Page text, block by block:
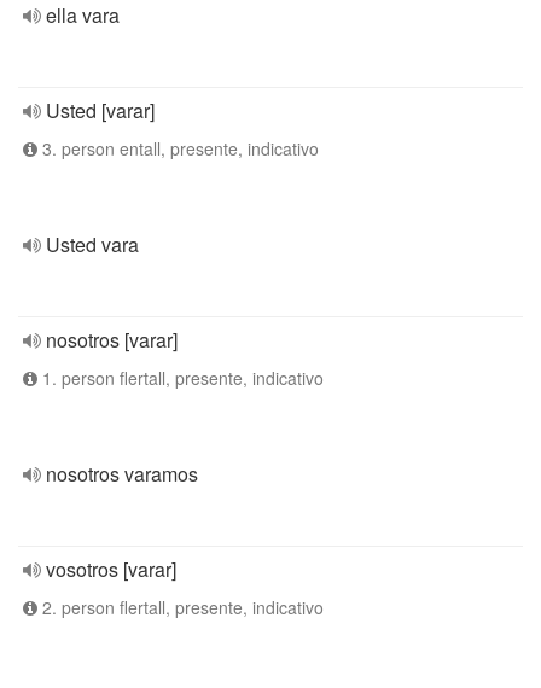
ella vara
Usted [varar]
3. person entall, presente, indicativo
Usted vara
nosotros [varar]
1. person flertall, presente, indicativo
nosotros varamos
vosotros [varar]
2. person flertall, presente, indicativo